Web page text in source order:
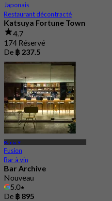
Japonais
Restaurant décontracté
Katsuya Fortune Town
4.7
174 Réservé
De ฿ 237.5
Rama 9
Fusion
Bar à vin
Bar Archive
Nouveau
5.0
De ฿ 895